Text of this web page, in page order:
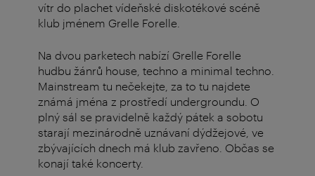
vítr do plachet vídeňské diskotékové scéně
klub jménem Grelle Forelle.
Na dvou parketech nabízí Grelle Forelle
hudbu žánrů house, techno a minimal techno.
Mainstream tu nečekejte, za to tu najdete
známá jména z prostředí undergroundu. O
plný sál se pravidelně každý pátek a sobotu
starají mezinárodně uznávaní dýdžejové, ve
zbývajících dnech má klub zavřeno. Občas se
konají také koncerty.